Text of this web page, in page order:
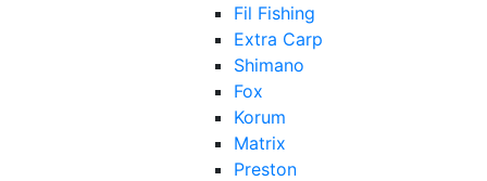
Fil Fishing
Extra Carp
Shimano
Fox
Korum
Matrix
Preston